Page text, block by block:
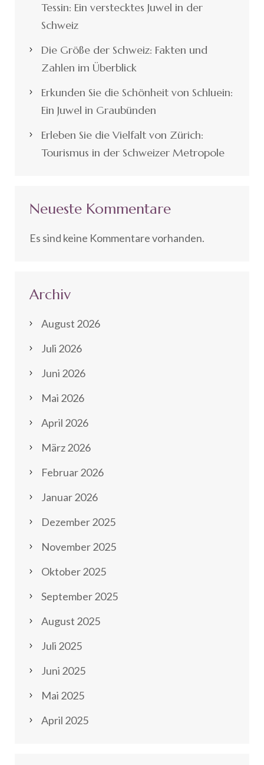
Tessin: Ein verstecktes Juwel in der
Schweiz
Die Größe der Schweiz: Fakten und
Zahlen im Überblick
Erkunden Sie die Schönheit von Schluein:
Ein Juwel in Graubünden
Erleben Sie die Vielfalt von Zürich:
Tourismus in der Schweizer Metropole
Neueste Kommentare
Es sind keine Kommentare vorhanden.
Archiv
August 2026
Juli 2026
Juni 2026
Mai 2026
April 2026
März 2026
Februar 2026
Januar 2026
Dezember 2025
November 2025
Oktober 2025
September 2025
August 2025
Juli 2025
Juni 2025
Mai 2025
April 2025